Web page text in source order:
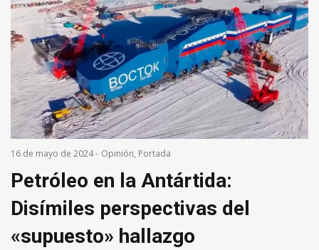
16 de mayo de 2024- Opinión, Portada
Petróleo en la Antártida:
Disímiles perspectivas del
«supuesto» hallazgo